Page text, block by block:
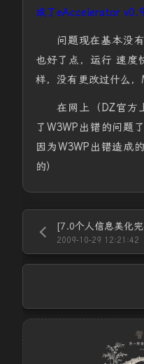
成了eAccelerator
问题现在基本没
也好了点，运行 速度
样，没有更改过什么
在网上（DZ官方
了W3WP出错的问题
因为W3WP出错造成
的）
2009-10-29 12:21:42